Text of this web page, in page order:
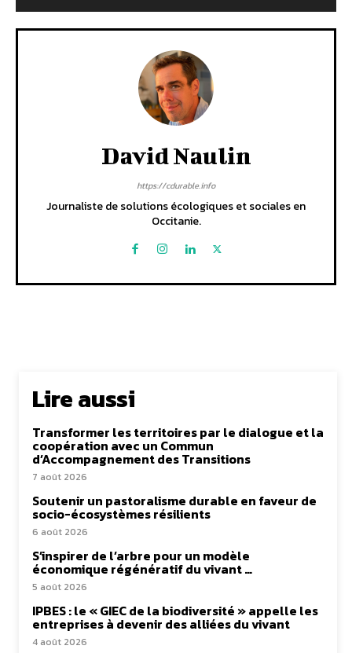
David Naulin
https://cdurable.info
Journaliste de solutions écologiques et sociales en
Occitanie.
Lire aussi
Transformer les territoires par le dialogue et la
coopération avec un Commun
d’Accompagnement des Transitions
7 août 2026
Soutenir un pastoralisme durable en faveur de
socio-écosystèmes résilients
6 août 2026
S’inspirer de l’arbre pour un modèle
économique régénératif du vivant …
5 août 2026
IPBES : le « GIEC de la biodiversité » appelle les
entreprises à devenir des alliées du vivant
4 août 2026